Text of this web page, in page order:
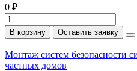
0 ₽
В корзину Оставить заявку
Монтаж систем безопасности
частных домов